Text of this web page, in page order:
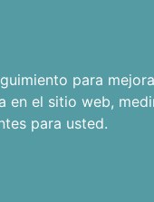
para
en el sitio web,
para usted.